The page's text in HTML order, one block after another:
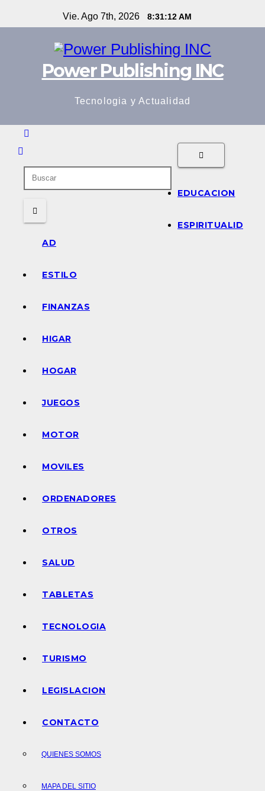
al
Vie. Ago 7th, 2026 8:31:13 AM
Power Publishing INC
Tecnologia y Actualidad
EDUCACION
ESPIRITUALID
AD
ESTILO
FINANZAS
HIGAR
HOGAR
JUEGOS
MOTOR
MOVILES
ORDENADORES
OTROS
SALUD
TABLETAS
TECNOLOGIA
TURISMO
LEGISLACION
CONTACTO
QUIENES SOMOS
MAPA DEL SITIO